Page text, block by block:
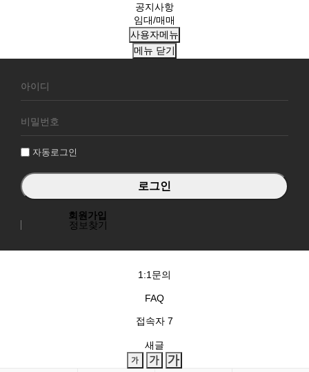
공지사항
임대/매매
사용자메뉴
메뉴 닫기
원
그
자동로그인
회원가입
정보찾기
1:1문의
FAQ
접속자 7
새글